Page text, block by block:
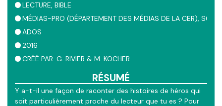
LECTURE BIBLE
MÉDIAS-PRO (DÉPARTEMENT DES MÉDIAS DE LA CER)
ADOS
2016
CRÉÉ PAR G. RIVIER & M. KOCHER
RÉSUMÉ
Y a-t-il une façon de raconter des histoires de héros qui
soit particulièrement proche du lecteur que tu es ? Pour